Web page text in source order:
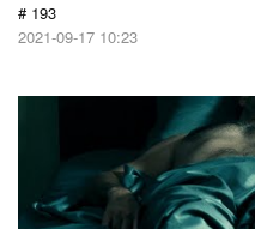
# 193
2021-09-17 10:23